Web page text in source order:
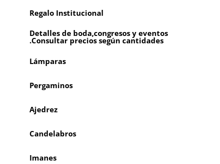
Regalo Institucional
Detalles de boda,congresos y eventos
.Consultar precios según cantidades
Lámparas
Pergaminos
Ajedrez
Candelabros
Imanes